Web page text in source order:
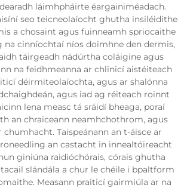
láimhpháirte éargainiméadach.
seo teicneolaíocht ghutha insiléidithe
a chosaint agus fuinneamh spriocaithe
na cinníochtaí níos doimhne den dermis,
táirgeadh nádúrtha coláigine agus
na feidhmeanna ar chlinicí aistéiteach
déirmiteolaíochta, agus ar shalónna
agus iad ag réiteach roinnt
lena measc tá sráidí bheaga, poraí
an chraiceann neamhchothrom, agus
chumhacht. Taispeánann an t-áisce ar
an castacht in innealtóireacht
giniúna raidióchórais, córais ghutha
slándála a chur le chéile i bpaltform
Measann praiticí gairmiúla ar na